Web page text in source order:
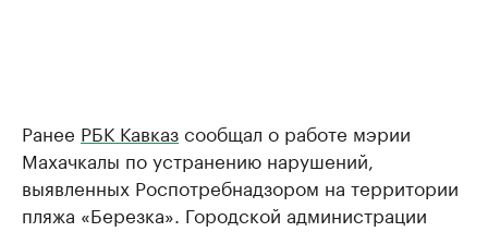
Ранее РБК Кавказсообщал о работе мэрии
Махачкалы по устранению нарушений,
выявленных Роспотребнадзором на территории
пляжа «Березка». Городской администрации